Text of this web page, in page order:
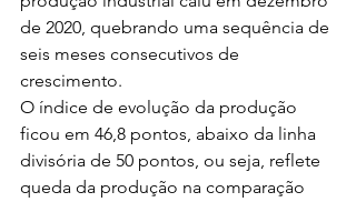
de 2020, quebrando uma sequência de
seis meses consecutivos de
crescimento.
O índice de evolução da produção
ficou em 46,8 pontos, abaixo da linha
divisória de 50 pontos, ou seja, reflete
queda da produção na comparação